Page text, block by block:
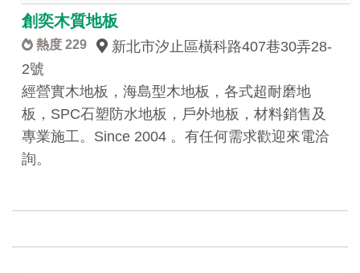
創奕木質地板
熱度 229
新北市汐止區橫科路407巷30弄28-
2號
經營實木地板，海島型木地板，各式超耐磨地
板，SPC石塑防水地板，戶外地板，材料銷售及
專業施工。Since 2004 。有任何需求歡迎來電洽
詢。